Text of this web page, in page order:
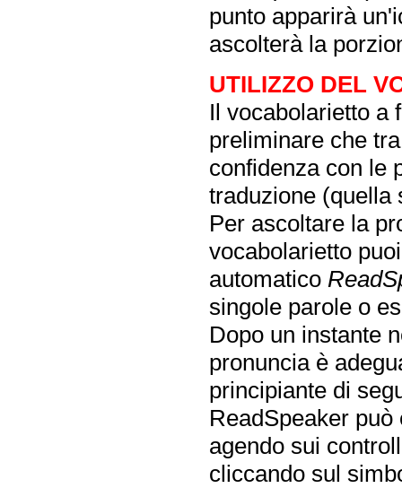
punto apparirà
ascolterà la
UTILIZZO DEL
Il vocabolarietto a
preliminare che
confidenza con le
traduzione (quella
Per ascoltare la
vocabolarietto
automatico
singole parole o
Dopo un instante
pronuncia è
principiante di
ReadSpeaker
agendo sui
cliccando sul